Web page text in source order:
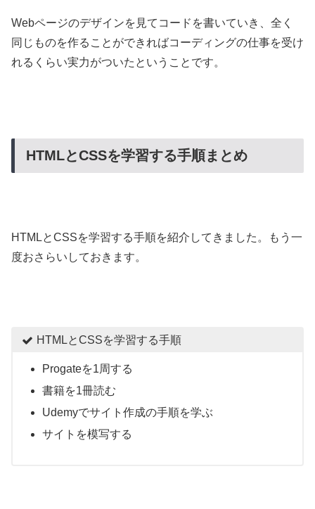
Webページのデザインを見てコードを書いていき、全く
同じものを作ることができればコーディングの仕事を受け
れるくらい実力がついたということです。
HTMLとCSSを学習する手順まとめ
HTMLとCSSを学習する手順を紹介してきました。もう一
度おさらいしておきます。
HTMLとCSSを学習する手順
Progateを1周する
書籍を1冊読む
Udemyでサイト作成の手順を学ぶ
サイトを模写する